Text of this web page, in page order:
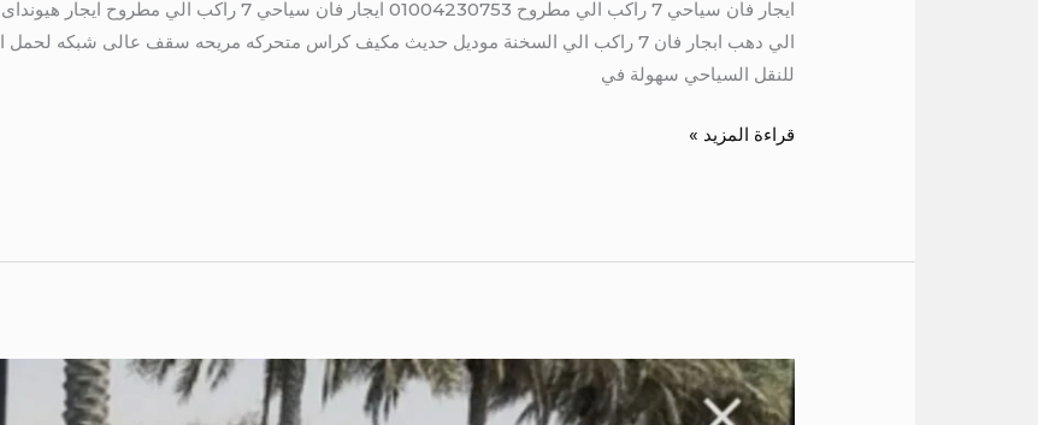
الي دهب ابجار فان 7 راكب الي السخنة موديل حديث مكيف كراس متحركه مريحه سقف عالى شبكه
للنقل السياحي سهولة في
قراءة المزيد »
ايجار
هيونداى